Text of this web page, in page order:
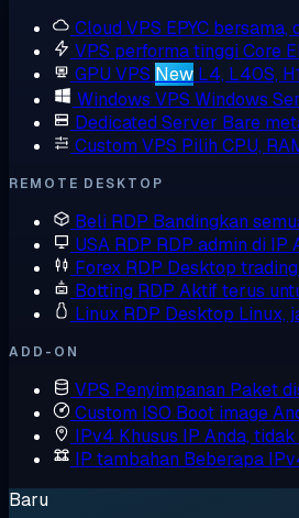
Cloud VPS EPYC
VPS performa tinggi Core
GPU VPS New L4, L40S,
Windows VPS Windows
Dedicated Server Bare
Custom VPS Pilih CPU,
REMOTE DESKTOP
Beli RDP Bandingkan
USA RDP RDP admin di IP
Forex RDP Desktop
Botting RDP Aktif terus
Linux RDP Desktop Linux,
ADD-ON
VPS Penyimpanan Paket
Custom ISO Boot image
IPv4 Khusus IP Anda,
IP tambahan Beberapa
Baru